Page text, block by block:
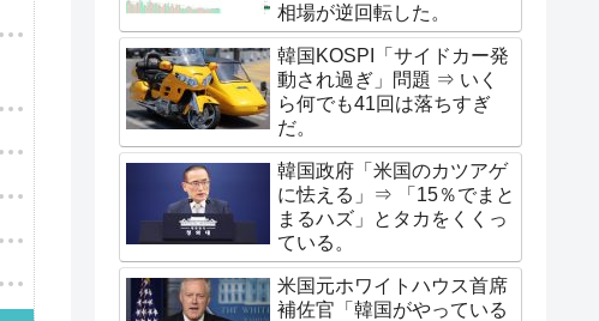
相場が逆回転した。
韓国KOSPI「サイドカー発
動され過ぎ」問題 ⇒ いく
ら何でも41回は落ちすぎ
だ。
韓国政府「米国のカツアゲ
に怯える」⇒ 「15％でまと
まるハズ」とタカをくくっ
ている。
米国元ホワイトハウス首席
補佐官「韓国がやっている